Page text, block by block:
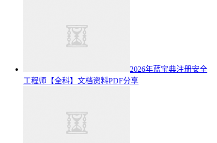
2026年蓝宝典注册安全
工程师【全科】文档资料PDF分享